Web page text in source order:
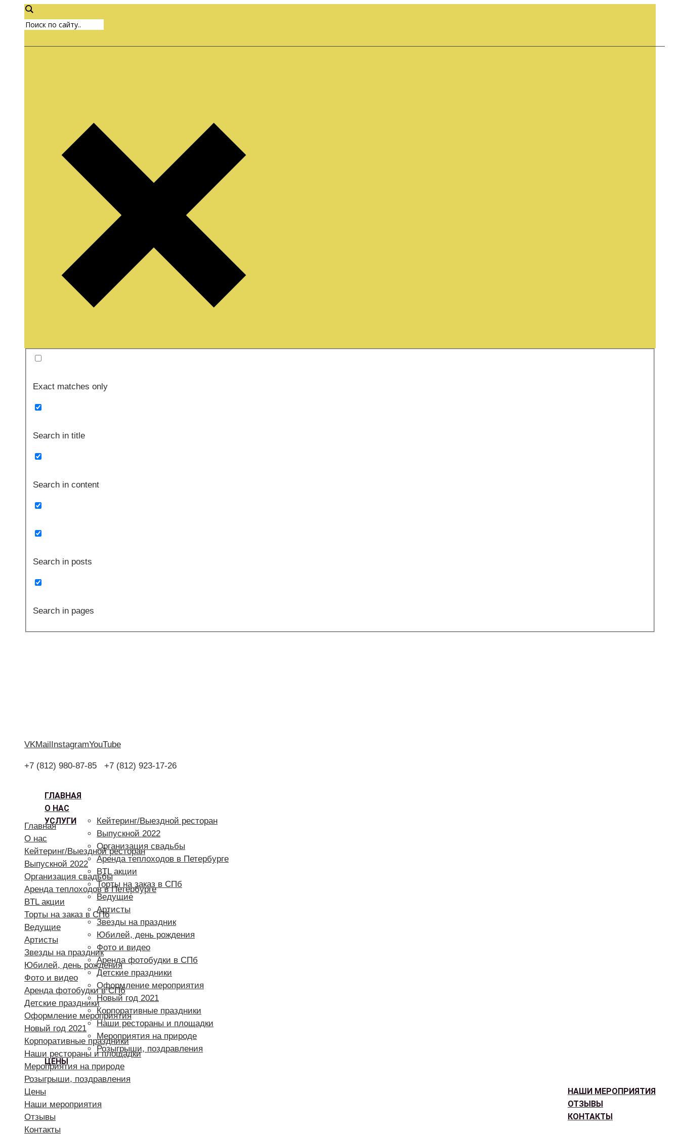
Exact matches only
Search in title
Search in content
Search in posts
Search in pages
VKMailInstagramYouTube
+7 (812) 980-87-85 +7 (812) 923-17-26
ГЛАВНАЯ
О НАС
УСЛУГИ
Кейтеринг/Выездной ресторан
Выпускной 2022
Организация свадьбы
Аренда теплоходов в Петербурге
BTL акции
Торты на заказ в СПб
Ведущие
Артисты
Звезды на праздник
Юбилей, день рождения
Фото и видео
Аренда фотобудки в СПб
Детские праздники
Оформление мероприятия
Новый год 2021
Корпоративные праздники
Наши рестораны и площадки
Мероприятия на природе
Розыгрыши, поздравления
ЦЕНЫ
НАШИ МЕРОПРИЯТИЯ
ОТЗЫВЫ
КОНТАКТЫ
Главная
О нас
Кейтеринг/Выездной ресторан
Выпускной 2022
Организация свадьбы
Аренда теплоходов в Петербурге
BTL акции
Торты на заказ в СПб
Ведущие
Артисты
Звезды на праздник
Юбилей, день рождения
Фото и видео
Аренда фотобудки в СПб
Детские праздники
Оформление мероприятия
Новый год 2021
Корпоративные праздники
Наши рестораны и площадки
Мероприятия на природе
Розыгрыши, поздравления
Цены
Наши мероприятия
Отзывы
Контакты